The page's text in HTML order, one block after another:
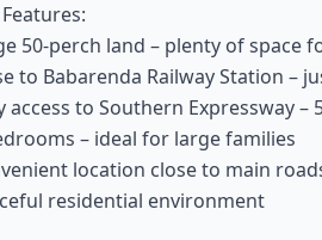
50-perch land – plenty of space
to Babarenda Railway Station –
access to Southern Expressway
– ideal for large families
location close to main
residential environment